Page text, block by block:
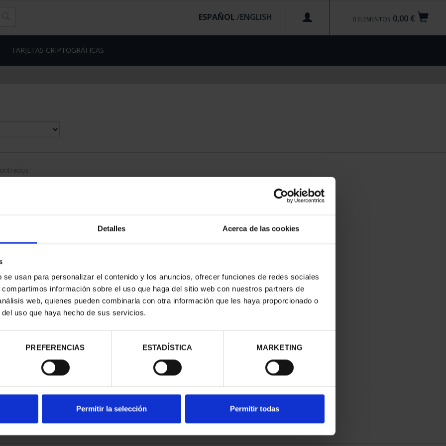
Detalles Acerca de las cookies
usan para personalizar el contenido y los anuncios, ofrecer funciones de redes sociales
información sobre el uso que haga del sitio web con nuestros partners de
web, quienes pueden combinarla con otra información que les haya proporcionado o
uso que haya hecho de sus servicios.
PREFERENCIAS ESTADÍSTICA MARKETING
Permitir la selección Permitir todas
0,00 €
0 ELEMENTOS
ESPAÑOL /
TARJETAS CRIPTOGRÁFICAS
-
REAL